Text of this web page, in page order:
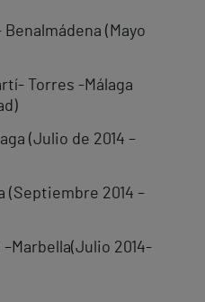
(Mayo
Torres -Málaga
(Julio de 2014 –
(Septiembre 2014 –
2014-